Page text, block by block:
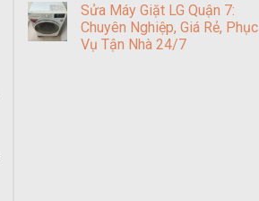
Sửa Máy Giặt LG Quận 7:
Chuyên Nghiệp, Giá Rẻ, Phục
Vụ Tận Nhà 24/7